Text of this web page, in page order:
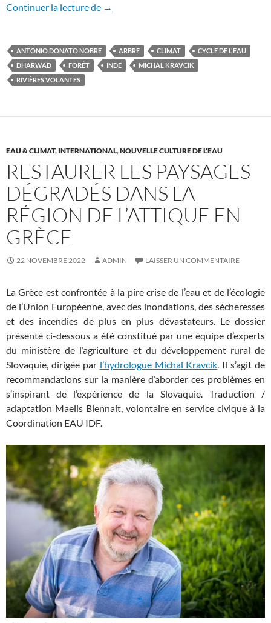
Continuer la lecture de Le rôle de l’eau dans le changement
→
ANTONIO DONATO NOBRE ARBRE CLIMAT
CYCLE DE L'EAU
DHARWAD
FORÊT INDE
MICHAL KRAVCIK
RIVIÈRES VOLANTES
EAU & CLIMAT, INTERNATIONAL,NOUVELLE CULTURE DE L'EAU
RESTAURER LES PAYSAGES
DÉGRADÉS DANS LA
RÉGION DE L’ATTIQUE EN
GRÈCE
22 NOVEMBRE 2022 ADMIN LAISSER UN COMMENTAIRE
La Grèce est confrontée à la pire crise de l’eau et de l’écologie
de l’Union Européenne, avec des inondations, des sécheresses
et des incendies de plus en plus dévastateurs. Le dossier
présenté ci-dessous a été constitué par une équipe d’experts
du ministère de l’agriculture et du développement rural de
Slovaquie, dirigée par l’hydrologue Michal Kravcik. Il s’agit de
recommandations sur la manière d’aborder ces problèmes en
s’inspirant de l’expérience de la Slovaquie. Traduction /
adaptation Maelis Biennait, volontaire en service civique à la
Coordination EAU IDF.